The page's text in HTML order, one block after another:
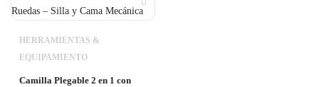
HERRAMIENTAS &
EQUIPAMIENTO
Camilla Plegable 2 en 1 con